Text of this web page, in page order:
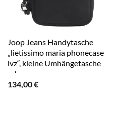
Joop Jeans Handytasche
„lietissimo maria phonecase
lvz“, kleine Umhängetasche
schwarz
134,00€